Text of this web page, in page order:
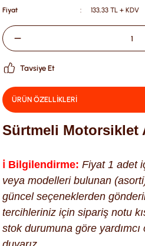
Fiyat
133,33 TL + KDV
Tavsiye Et
ÜRÜN ÖZELLİKLERİ
Sürtmeli Motorsiklet
ℹ️ Bilgilendirme: Fiyat 1 adet
veya modelleri bulunan
güncel seçeneklerden
tercihleriniz için sipariş notu
stok durumuna göre